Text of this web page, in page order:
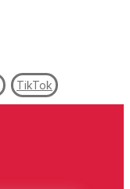
TikTok